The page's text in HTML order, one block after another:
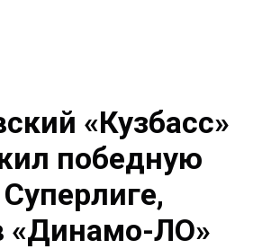
«Кузбасс»
победную
«Динамо-ЛО»